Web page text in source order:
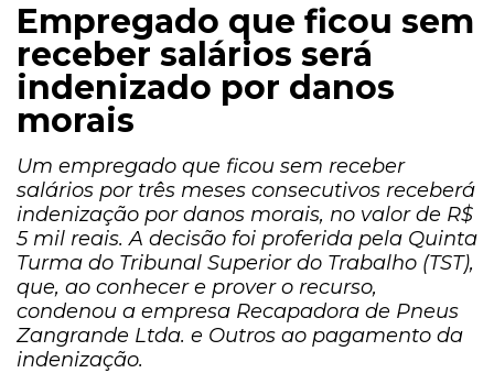
Empregado que ficou sem
receber salários será
indenizado por danos
morais
Um empregado que ficou sem receber
salários por três meses consecutivos receberá
indenização por danos morais, no valor de R$
5 mil reais. A decisão foi proferida pela Quinta
Turma do Tribunal Superior do Trabalho (TST),
que, ao conhecer e prover o recurso,
condenou a empresa Recapadora de Pneus
Zangrande Ltda. e Outros ao pagamento da
indenização.